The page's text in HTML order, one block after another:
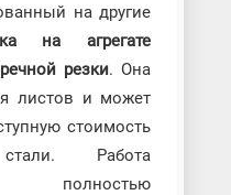
на другие
на агрегате
резки. Она
листов и может
стоимость
Работа
полностью